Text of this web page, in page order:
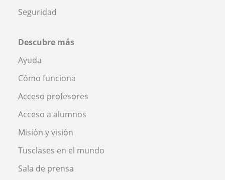
Seguridad
Descubre más
Ayuda
Cómo funciona
Acceso profesores
Acceso a alumnos
Misión y visión
Tusclases en el mundo
Sala de prensa